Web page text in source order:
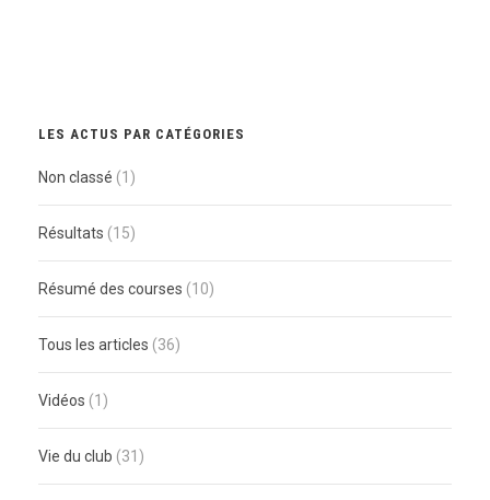
LES ACTUS PAR CATÉGORIES
Non classé (1)
Résultats (15)
Résumé des courses (10)
Tous les articles (36)
Vidéos (1)
Vie du club (31)